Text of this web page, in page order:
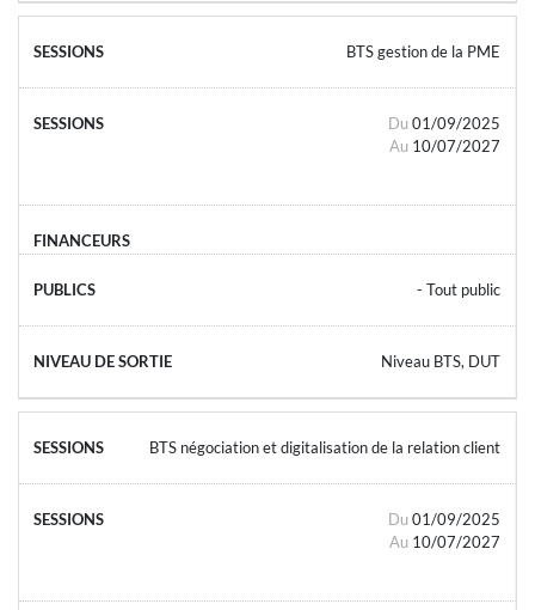
BTS gestion de la PME
Du 01/09/2025
Au 10/07/2027
- Tout public
Niveau BTS, DUT
BTS négociation et digitalisation de la relation client
Du 01/09/2025
Au 10/07/2027